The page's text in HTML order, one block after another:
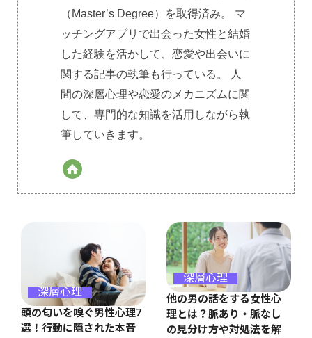
（Master’s Degree）を取得済み。 マ
ッチングアプリで出会った女性と結婚
した経験を活かして、恋愛や出会いに
関する記事の執筆も行っている。 人
間の深層心理や恋愛のメカニズムに関
して、専門的な知識を活用しながら執
筆していきます。
深層心理
頭の匂いを嗅ぐ男性心理7
選！行動に隠された本音
深層心理
他の男の話をする女性心
理とは？脈あり・脈なし
の見分け方や対処法を解